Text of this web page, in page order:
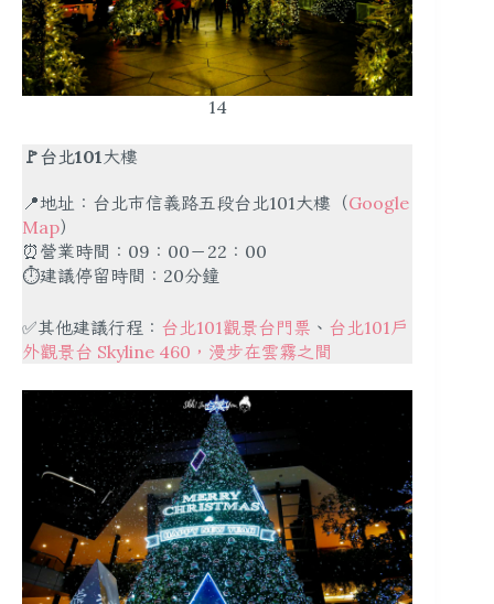
14
🚩台北101 大樓
📍地址：台北市信義路五段台北101大樓（Google
Map）
⏰營業時間：09：00－22：00
⏱建議停留時間：20分鐘
✅其他建議行程： 台北101觀景台門票 、 台北101戶
外觀景台 Skyline 460，漫步在雲霧之間